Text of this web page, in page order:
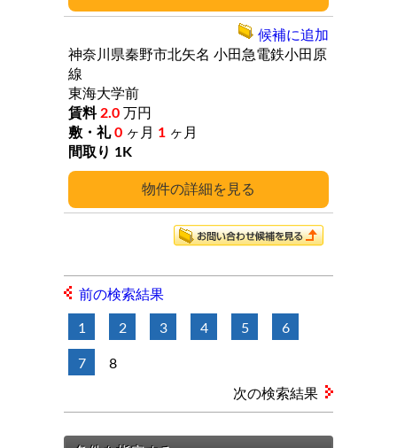
詳細
神奈川県秦野市北矢名 小田急電鉄小田原
線
東海大学前
2.0 万円
0 ヶ月 1 ヶ月
1K
候補に追加
前の検索結果
1 2 3 4 5 6
7 8